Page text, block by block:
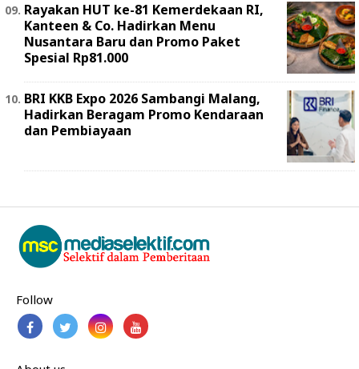
Rayakan HUT ke-81 Kemerdekaan RI,
Kanteen & Co. Hadirkan Menu
Nusantara Baru dan Promo Paket
Spesial Rp81.000
BRI KKB Expo 2026 Sambangi Malang,
Hadirkan Beragam Promo Kendaraan
dan Pembiayaan
Follow